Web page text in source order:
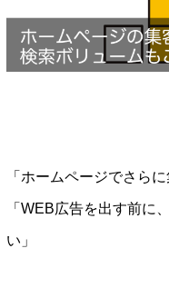
「ホームページでさら
「WEB広告を出す前に
い」